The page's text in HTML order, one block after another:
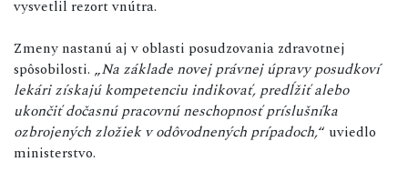
vysvetlil rezort vnútra.
Zmeny nastanú aj v oblasti posudzovania zdravotnej
spôsobilosti. „Na základe novej právnej úpravy posudkoví
lekári získajú kompetenciu indikovať, predĺžiť alebo
ukončiť dočasnú pracovnú neschopnosť príslušníka
ozbrojených zložiek v odôvodnených prípadoch,“ uviedlo
ministerstvo.